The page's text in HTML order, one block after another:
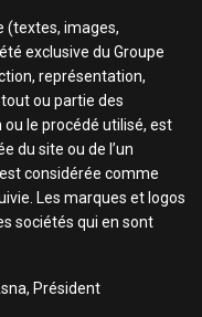
(textes, images,
exclusive du Groupe
représentation,
ou partie des
le procédé utilisé, est
du site ou de l’un
considérée comme
Les marques et logos
sociétés qui en sont
Président